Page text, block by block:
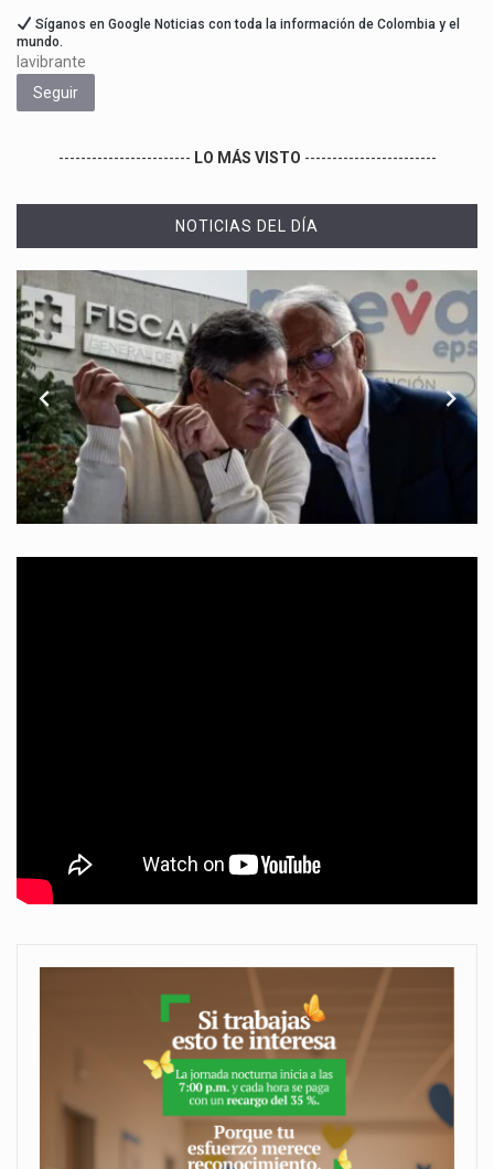
Síganos en Google Noticias con toda la información de Colombia y el
mundo.
lavibrante
Seguir
------------------------ LO MÁS VISTO ------------------------
NOTICIAS DEL DÍA